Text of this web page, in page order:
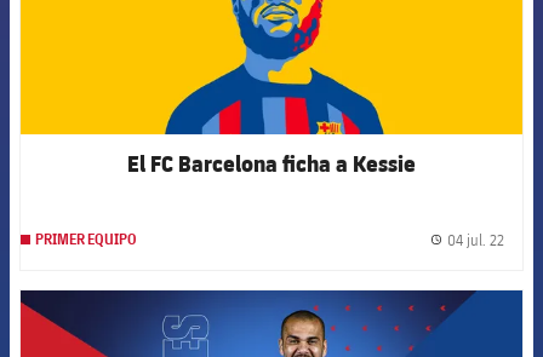
El FC Barcelona ficha a Kessie
PRIMER EQUIPO 04 jul. 22
FCB Barcelona badge